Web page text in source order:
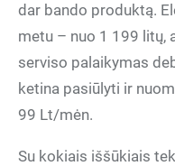
dar bando produktą.
metu – nuo 1 199 litų,
serviso palaikymas
ketina pasiūlyti ir
99 Lt/mėn.
Su kokiais iššūkiais